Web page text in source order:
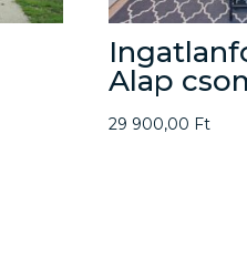
Alap
29 900,00 Ft